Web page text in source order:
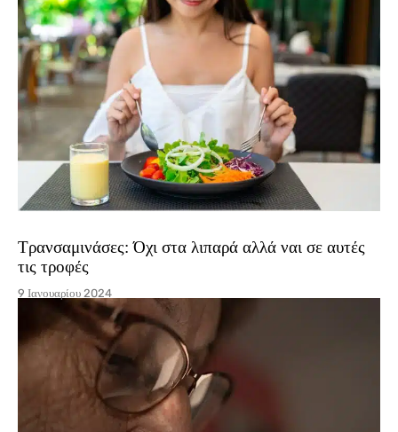
Τρανσαμινάσες: Όχι στα λιπαρά αλλά ναι σε αυτές
τις τροφές
9 Ιανουαρίου 2024